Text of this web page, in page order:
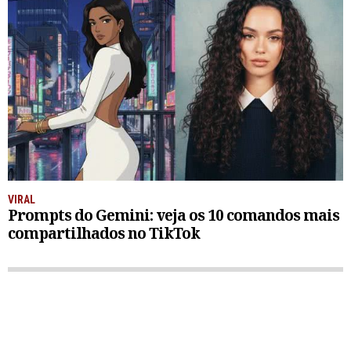
VIRAL
Prompts do Gemini: veja os 10 comandos mais
compartilhados no TikTok